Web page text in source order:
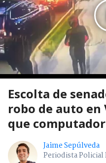
Región Metropolitana